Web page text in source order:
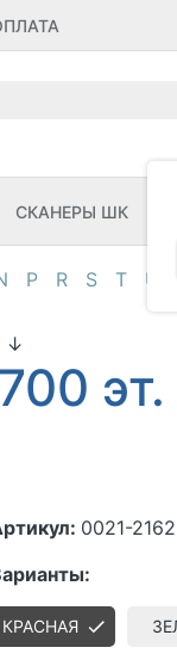
СКАНЕРЫ ШК
P R S T U
↓
0021-2162
КРАСНАЯ